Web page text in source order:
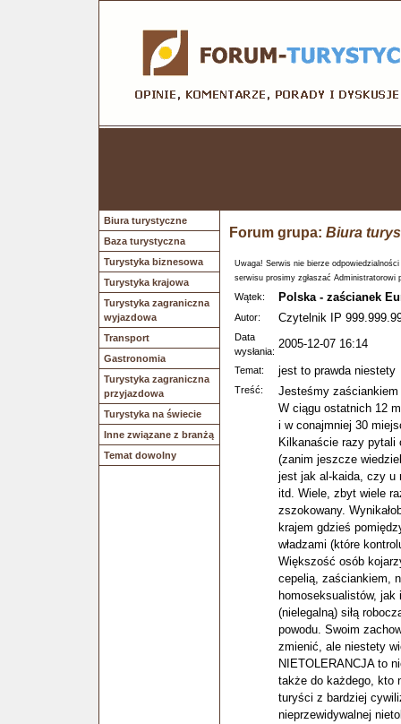
Biura turystyczne
Baza turystyczna
Turystyka biznesowa
Turystyka krajowa
Turystyka zagraniczna
wyjazdowa
Transport
Gastronomia
Turystyka zagraniczna
przyjazdowa
Turystyka na świecie
Inne związane z branżą
Temat dowolny
Forum grupa: Biura
Uwaga! Serwis nie bierze
serwisu prosimy zgłaszać Administratorowi
Wątek: Polska - zaścianek
Autor: Czytelnik IP
Data
wysłania:
2005-12-07 16:14
Temat: jest to prawda niestety
Treść:
Jesteśmy
W ciągu ostatnich 12
i w conajmniej 30
Kilkanaście razy
(zanim jeszcze
jest jak al-kaida, czy u
itd. Wiele, zbyt wiele
zszokowany.
krajem gdzieś
władzami (które
Większość osób
cepelią, zaściankiem,
homoseksualistów,
(nielegalną) siłą
powodu. Swoim
zmienić, ale niestety
NIETOLERANCJA to
także do każdego, kto
turyści z bardziej
nieprzewidywalnej